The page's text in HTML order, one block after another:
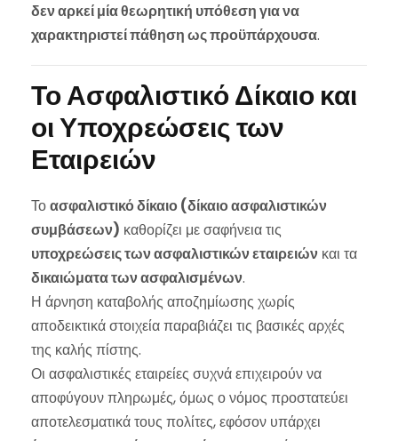
δεν αρκεί μία θεωρητική υπόθεση για να
χαρακτηριστεί πάθηση ως προϋπάρχουσα.
Το Ασφαλιστικό Δίκαιο και
οι Υποχρεώσεις των
Εταιρειών
Τοασφαλιστικό δίκαιο (δίκαιο ασφαλιστικών
συμβάσεων) καθορίζει με σαφήνεια τις
υποχρεώσεις των ασφαλιστικών εταιρειών και τα
δικαιώματα των ασφαλισμένων.
Η άρνηση καταβολής αποζημίωσης χωρίς
αποδεικτικά στοιχεία παραβιάζει τις βασικές αρχές
της καλής πίστης.
Οι ασφαλιστικές εταιρείες συχνά επιχειρούν να
αποφύγουν πληρωμές, όμως ο νόμος προστατεύει
αποτελεσματικά τους πολίτες, εφόσον υπάρχει